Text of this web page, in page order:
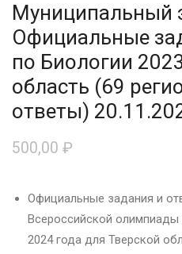
Муниципальный
Официальные
по Биологии
область (69
ответы)
500,00 ₽
Официальные задания и
Всероссийской
2024 года для Тверской